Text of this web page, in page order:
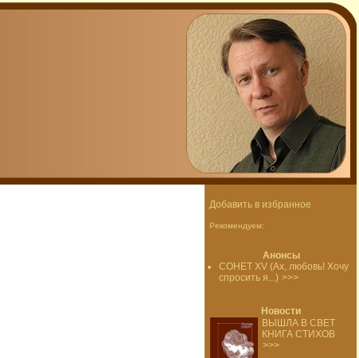
Добавить в избранное
Рекомендуем:
Анонсы
СОНЕТ XV (Ах, любовь! Хочу
спросить я...) >>>
Новости
ВЫШЛА В СВЕТ
КНИГА СТИХОВ
>>>